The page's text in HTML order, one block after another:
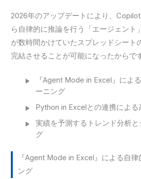
2026年のアップデートにより、
ら自律的に推論を行う「エージェント
が数時間かけていたスプレッドシート
完結させることが可能になったからで
『Agent Mode in Excel』によ
ーニング
Python in Excelとの連携によ
実績を予測するトレンド分析
グ
『Agent Mode in Excel』による自
ング